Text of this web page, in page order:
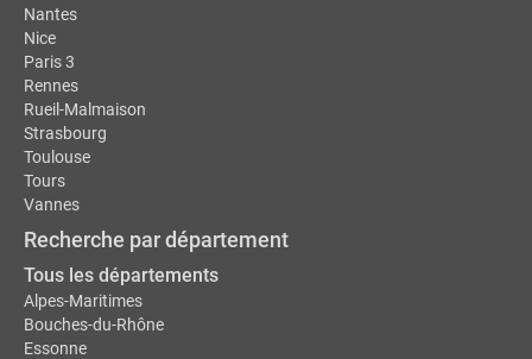
Nantes
Nice
Paris 3
Rennes
Rueil-Malmaison
Strasbourg
Toulouse
Tours
Vannes
Recherche par département
Tous les départements
Alpes-Maritimes
Bouches-du-Rhône
Essonne